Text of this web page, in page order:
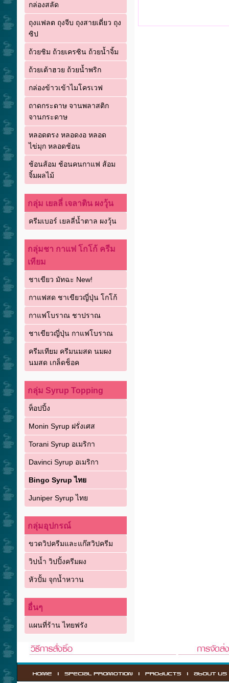
กล่องสลัด
ถุงแฟลต ถุงจีบ ถุงสายเดี่ยว ถุง
ซิป
ถ้วยชิม ถ้วยเครซิน ถ้วยน้ำจิ้ม
ถ้วยเต้าฮวย ถ้วยน้ำพริก
กล่องข้าวเข้าไมโครเวฟ
ถาดกระดาษ จานพลาสติก
จานกระดาษ
หลอดตรง หลอดงอ หลอด
ไข่มุก หลอดช้อน
ช้อนส้อม ช้อนคนกาแฟ ส้อม
จิ้มผลไม้
กลุ่ม เยลลี่ เจลาติน ผงวุ้น
ครีมเบอร์ เยลลี่น้ำตาล ผงวุ้น
กลุ่มชา กาแฟ โกโก้ ครีม
เทียม
ชาเขียว มัทฉะ New!
กาแฟสด ชาเขียวญี่ปุ่น โกโก้
กาแฟโบราณ ชาปราณ
ชาเขียวญี่ปุ่น กาแฟโบราณ
ครีมเทียม ครีมนมสด นมผง
นมสด เกล็ดช็อค
กลุ่ม Syrup Topping
ท็อปปิ้ง
Monin Syrup ฝรั่งเศส
Torani Syrup อเมริกา
Davinci Syrup อเมริกา
Bingo Syrup ไทย
Juniper Syrup ไทย
กลุ่มอุปกรณ์
ขวดวิปครีมและแก๊สวิปครีม
วิปน้ำ วิปปิ้งครีมผง
หัวปั้ม จุกน้ำหวาน
อื่นๆ
แผนที่ร้าน ไทยฟรัง